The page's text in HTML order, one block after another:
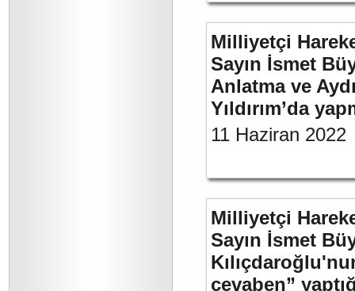
Milliyetçi
Sayın İsmet
Anlatma ve
Yıldırım’da
11 Haziran 2022
Milliyetçi
Sayın İsmet
cevaben”